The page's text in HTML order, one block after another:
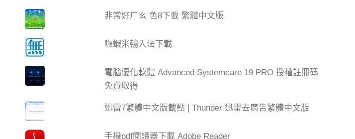
非常好ㄏㄠ 色8下載 繁體中文版
嘸蝦米輸入法下載
電腦優化軟體 Advanced Systemcare 19 PRO 授權註冊碼
免費取得
迅雷7繁體中文版載點 | Thunder 迅雷去廣告繁體中文版
手機pdf閱讀器下載 Adobe Reader